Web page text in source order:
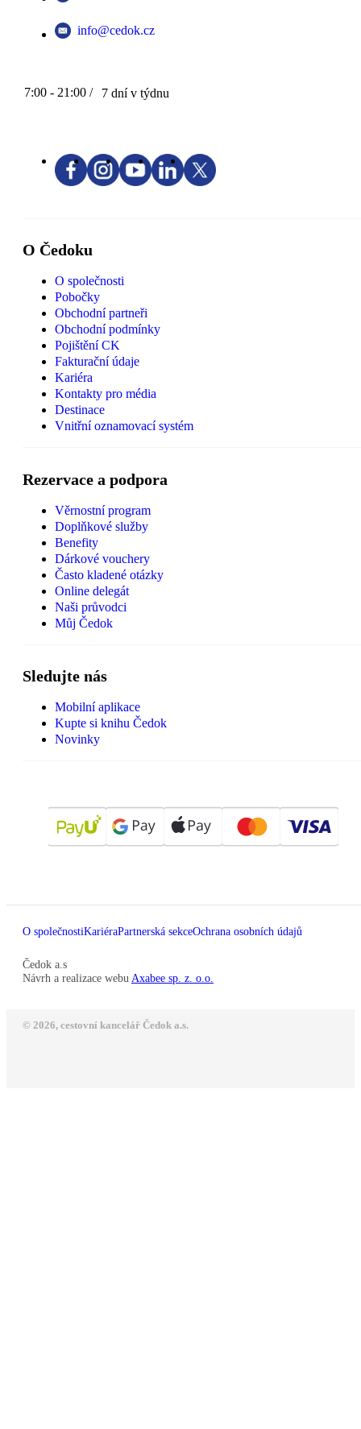
info@cedok.cz
7:00 - 21:00 / 7 dní v týdnu
O Čedoku
O společnosti
Pobočky
Obchodní partneři
Obchodní podmínky
Pojištění CK
Fakturační údaje
Kariéra
Kontakty pro média
Destinace
Vnitřní oznamovací systém
Rezervace a podpora
Věrnostní program
Doplňkové služby
Benefity
Dárkové vouchery
Často kladené otázky
Online delegát
Naši průvodci
Můj Čedok
Sledujte nás
Mobilní aplikace
Kupte si knihu Čedok
Novinky
O společnostiKariéraPartnerská sekceOchrana osobních údajů
Čedok a.s
Návrh a realizace webu Axabee sp. z. o.o.
© 2026, cestovní kancelář Čedok a.s.